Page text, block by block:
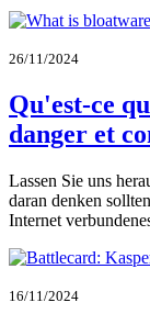
26/11/2024
Qu'est-ce
danger et
Lassen Sie uns
daran denken
Internet
16/11/2024